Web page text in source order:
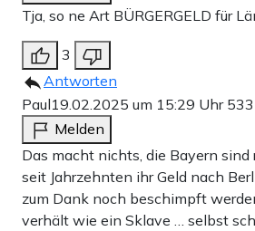
Tja, so ne Art BÜRGERGELD für
3
Antworten
Paul19.02.2025 um 15:29 Uhr
Melden
Das macht nichts, die Bayern sind
seit Jahrzehnten ihr Geld nach
zum Dank noch beschimpft
verhält wie ein Sklave … selbst